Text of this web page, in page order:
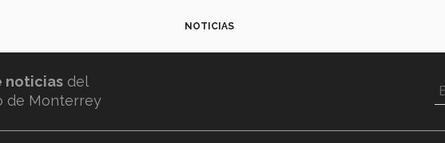
NOTICIAS
noticias del
de Monterrey